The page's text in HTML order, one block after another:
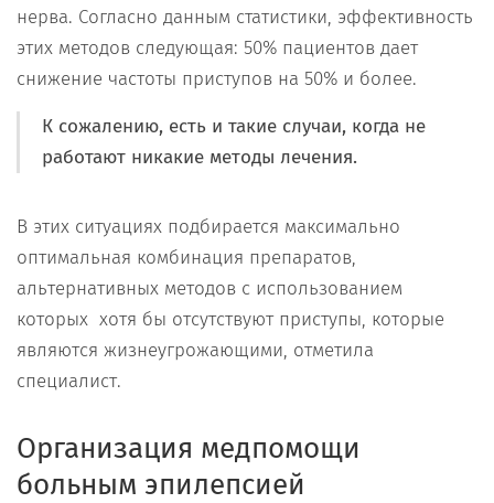
нерва. Согласно данным статистики, эффективность
этих методов следующая: 50% пациентов дает
снижение частоты приступов на 50% и более.
К сожалению, есть и такие случаи, когда не
работают никакие методы лечения.
В этих ситуациях подбирается максимально
оптимальная комбинация препаратов,
альтернативных методов с использованием
которых хотя бы отсутствуют приступы, которые
являются жизнеугрожающими, отметила
специалист.
Организация медпомощи
больным эпилепсией